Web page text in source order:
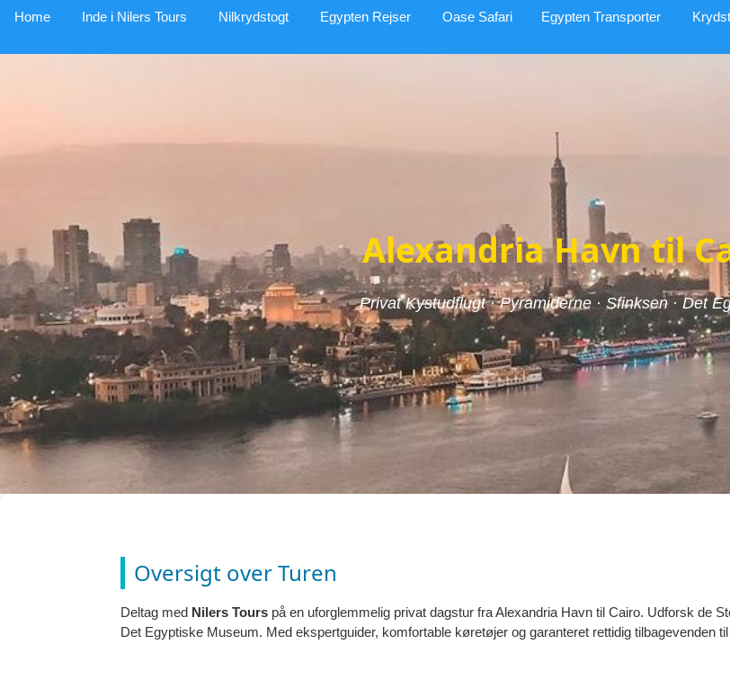
Home Inde i Nilers Tours Nilkrydstogt Egypten Rejser Oase Safari Egypten Transporter
Alexandria Havn til
Privat Kystudflugt · Pyramiderne · Sfinksen · Det
Oversigt over Turen
Deltag med Nilers Tours på en uforglemmelig privat dagstur fra Alexandria Havn til Cairo. Udforsk de
Det Egyptiske Museum. Med ekspertguider, komfortable køretøjer og garanteret rettidig tilbagevenden